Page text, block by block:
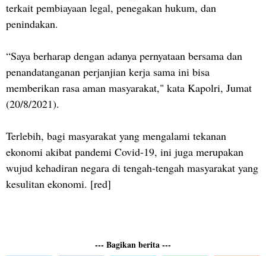
terkait pembiayaan legal, penegakan hukum, dan
penindakan.
“Saya berharap dengan adanya pernyataan bersama dan
penandatanganan perjanjian kerja sama ini bisa
memberikan rasa aman masyarakat," kata Kapolri, Jumat
(20/8/2021).
Terlebih, bagi masyarakat yang mengalami tekanan
ekonomi akibat pandemi Covid-19, ini juga merupakan
wujud kehadiran negara di tengah-tengah masyarakat yang
kesulitan ekonomi. [red]
--- Bagikan berita ---